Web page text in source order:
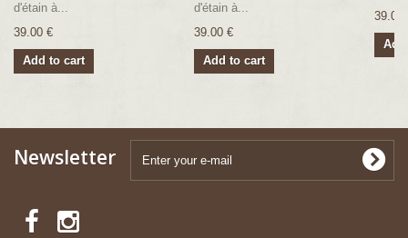
d'étain à...
39.00 €
Add to cart
d'étain à...
39.00 €
Add to cart
39.00
Newsletter